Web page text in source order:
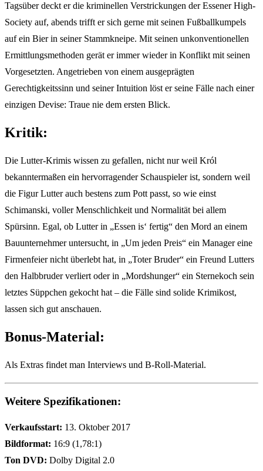
Tagsüber deckt er die kriminellen Verstrickungen der Essener High-
Society auf, abends trifft er sich gerne mit seinen Fußballkumpels
auf ein Bier in seiner Stammkneipe. Mit seinen unkonventionellen
Ermittlungsmethoden gerät er immer wieder in Konflikt mit seinen
Vorgesetzten. Angetrieben von einem ausgeprägten
Gerechtigkeitssinn und seiner Intuition löst er seine Fälle nach einer
einzigen Devise: Traue nie dem ersten Blick.
Kritik:
Die Lutter-Krimis wissen zu gefallen, nicht nur weil Król
bekanntermaßen ein hervorragender Schauspieler ist, sondern weil
die Figur Lutter auch bestens zum Pott passt, so wie einst
Schimanski, voller Menschlichkeit und Normalität bei allem
Spürsinn. Egal, ob Lutter in „Essen is‘ fertig“ den Mord an einem
Bauunternehmer untersucht, in „Um jeden Preis“ ein Manager eine
Firmenfeier nicht überlebt hat, in „Toter Bruder“ ein Freund Lutters
den Halbbruder verliert oder in „Mordshunger“ ein Sternekoch sein
letztes Süppchen gekocht hat – die Fälle sind solide Krimikost,
lassen sich gut anschauen.
Bonus-Material:
Als Extras findet man Interviews und B-Roll-Material.
Weitere Spezifikationen:
Verkaufsstart: 13. Oktober 2017
Bildformat: 16:9 (1,78:1)
Ton DVD: Dolby Digital 2.0